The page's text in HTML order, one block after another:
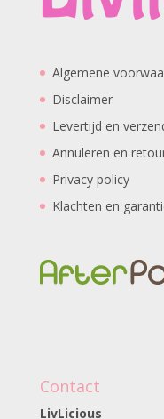
Algemene
Disclaimer
Levertijd en
Annuleren en
Privacy policy
Klachten en
Contact
LivLicious